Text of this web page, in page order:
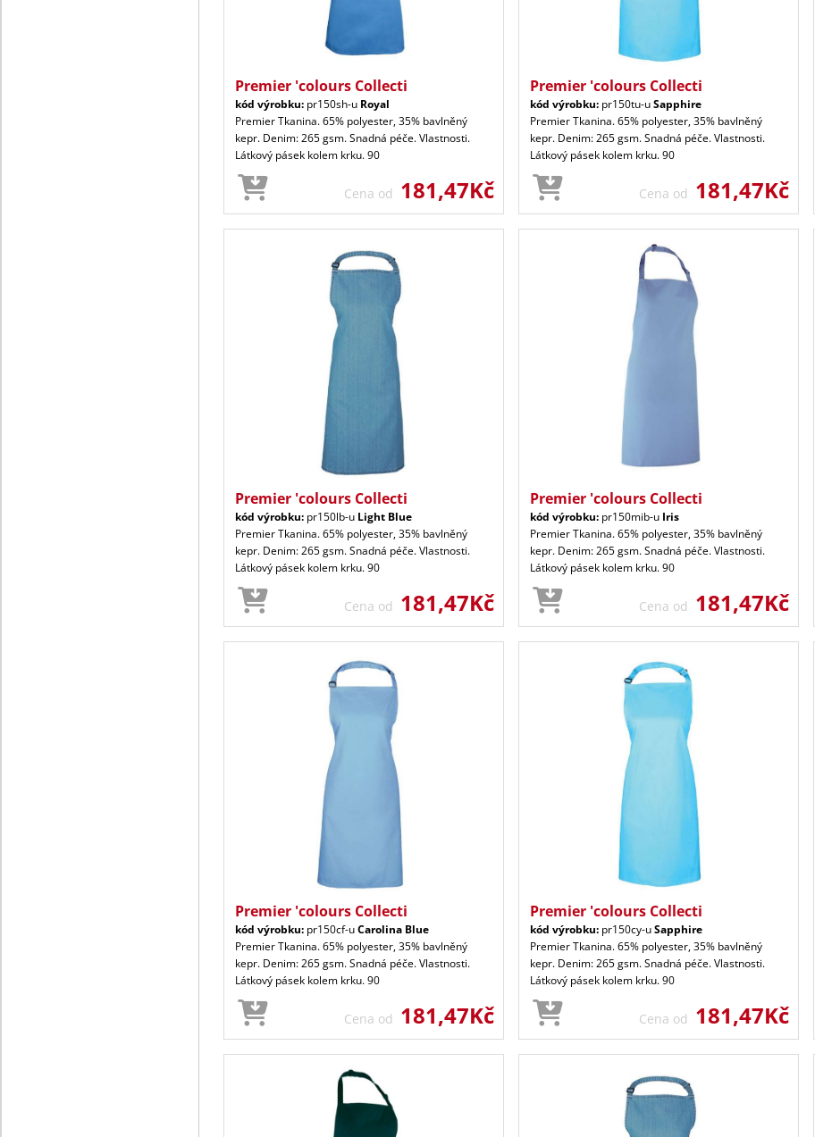
Premier 'colours Collecti
kód výrobku: pr150sh-u Royal
Premier Tkanina. 65% polyester, 35% bavlněný
kepr. Denim: 265 gsm. Snadná péče. Vlastnosti.
Látkový pásek kolem krku. 90
Cena od 181,47Kč
Premier 'colours Collecti
kód výrobku: pr150tu-uSapphire
Premier Tkanina. 65% polyester, 35% bavlněný
kepr. Denim: 265 gsm. Snadná péče. Vlastnosti.
Látkový pásek kolem krku. 90
Cena od 181,47Kč
Premier 'colours Collecti
kód výrobku: pr150lb-u Light Blue
Premier Tkanina. 65% polyester, 35% bavlněný
kepr. Denim: 265 gsm. Snadná péče. Vlastnosti.
Látkový pásek kolem krku. 90
Cena od 181,47Kč
Premier 'colours Collecti
kód výrobku: pr150mib-u Iris
Premier Tkanina. 65% polyester, 35% bavlněný
kepr. Denim: 265 gsm. Snadná péče. Vlastnosti.
Látkový pásek kolem krku. 90
Cena od 181,47Kč
Premier 'colours Collecti
kód výrobku: pr150cf-uCarolina Blue
Premier Tkanina. 65% polyester, 35% bavlněný
kepr. Denim: 265 gsm. Snadná péče. Vlastnosti.
Látkový pásek kolem krku. 90
Cena od 181,47Kč
Premier 'colours Collecti
kód výrobku: pr150cy-uSapphire
Premier Tkanina. 65% polyester, 35% bavlněný
kepr. Denim: 265 gsm. Snadná péče. Vlastnosti.
Látkový pásek kolem krku. 90
Cena od 181,47Kč